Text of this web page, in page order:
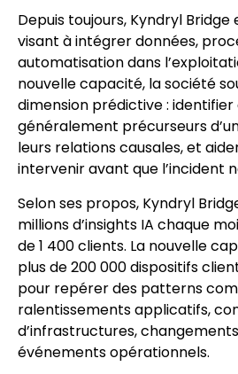
Depuis toujours, Kyndryl
visant à intégrer données,
automatisation dans
nouvelle capacité, la société
dimension prédictive :
généralement précurseurs
leurs relations causales, et
intervenir avant que l’incident
Selon ses propos, Kyndryl
millions d’insights IA chaque
de 1 400 clients. La nouvelle
plus de 200 000 dispositifs
pour repérer des patterns
ralentissements applicatifs,
d’infrastructures,
événements opérationnels.